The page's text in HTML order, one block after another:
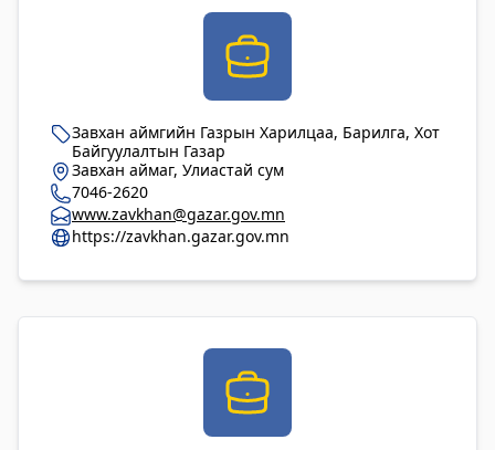
Завхан аймгийн Газрын Харилцаа, Барилга, Хот
Байгуулалтын Газар
Завхан аймаг, Улиастай сум
7046-2620
www.zavkhan@gazar.gov.mn
https://zavkhan.gazar.gov.mn